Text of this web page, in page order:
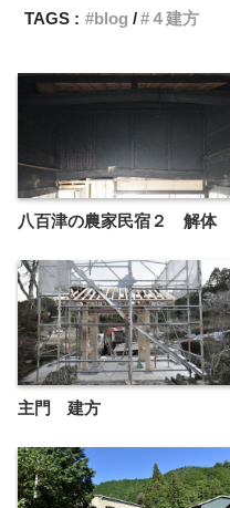
TAGS :
blog ４建方
八百津の農家民宿２ 解体
主門 建方